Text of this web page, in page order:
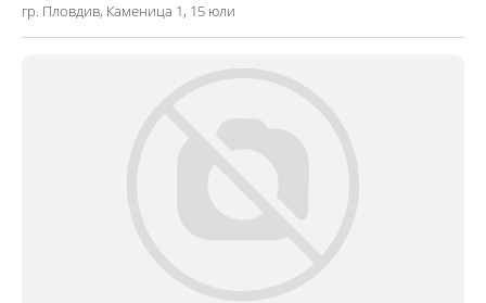
гр. Пловдив, Каменица 1, 15 юли